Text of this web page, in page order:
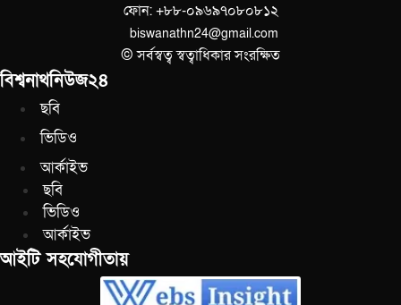
ফোন: +৮৮-০৯৬৯৭০৮০৮১২
biswanathn24@gmail.com
© সর্বস্বত্ব স্বত্বাধিকার সংরক্ষিত
বিশ্বনাথনিউজ২৪
ছবি
ভিডিও
আর্কাইভ
ছবি
ভিডিও
আর্কাইভ
আইটি সহযোগীতায়